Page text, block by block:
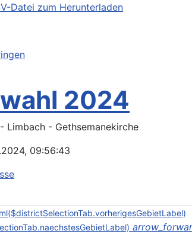
Datei zum Herunterladen
2024
Limbach - Gethsemanekirche
09:56:43